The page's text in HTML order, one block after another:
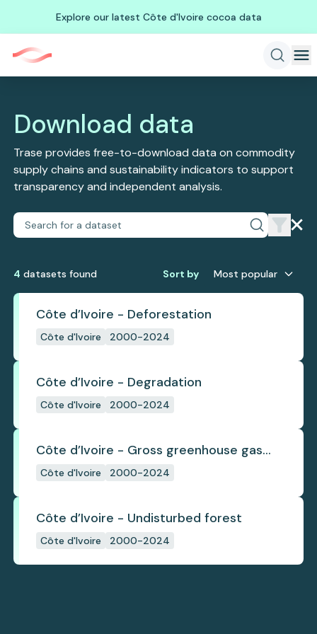
Explore our latest Côte d'Ivoire cocoa data
Download data
Trase provides free-to-download data on commodity
supply chains and sustainability indicators to support
transparency and independent analysis.
4 datasets found Sort by Most popular
Côte d’Ivoire - Deforestation
Côte d'Ivoire 2000-2024
Côte d’Ivoire - Degradation
Côte d'Ivoire 2000-2024
Côte d’Ivoire - Gross greenhouse gas
emissions from deforestation
Côte d'Ivoire 2000-2024
Côte d’Ivoire - Undisturbed forest
Côte d'Ivoire 2000-2024